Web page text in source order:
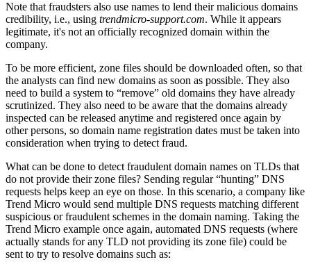
Note that fraudsters also use names to lend their malicious domains
credibility, i.e., using trendmicro-support.com. While it appears
legitimate, it's not an officially recognized domain within the
company.
To be more efficient, zone files should be downloaded often, so that
the analysts can find new domains as soon as possible. They also
need to build a system to “remove” old domains they have already
scrutinized. They also need to be aware that the domains already
inspected can be released anytime and registered once again by
other persons, so domain name registration dates must be taken into
consideration when trying to detect fraud.
What can be done to detect fraudulent domain names on TLDs that
do not provide their zone files? Sending regular “hunting” DNS
requests helps keep an eye on those. In this scenario, a company like
Trend Micro would send multiple DNS requests matching different
suspicious or fraudulent schemes in the domain naming. Taking the
Trend Micro example once again, automated DNS requests (where
actually stands for any TLD not providing its zone file) could be
sent to try to resolve domains such as: